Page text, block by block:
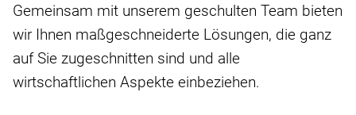
Gemeinsam mit unserem geschulten Team bieten
wir Ihnen maßgeschneiderte Lösungen, die ganz
auf Sie zugeschnitten sind und alle
wirtschaftlichen Aspekte einbeziehen.